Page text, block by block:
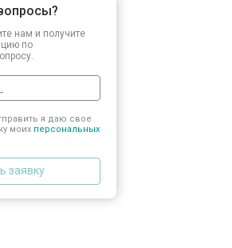
нам и получите
по
я даю свое
моих персональных
заявку